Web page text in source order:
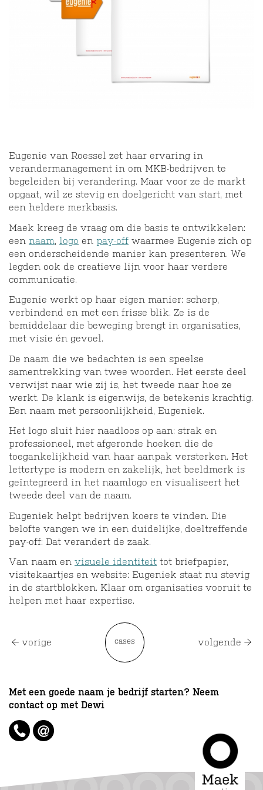
Eugenie van Roessel zet haar ervaring in
verandermanagement in om MKB-bedrijven te
begeleiden bij verandering. Maar voor ze de markt
opgaat, wil ze stevig en doelgericht van start, met
een heldere merkbasis.
Maek kreeg de vraag om die basis te ontwikkelen:
een naam, logo en pay-off waarmee Eugenie zich op
een onderscheidende manier kan presenteren. We
legden ook de creatieve lijn voor haar verdere
communicatie.
Eugenie werkt op haar eigen manier: scherp,
verbindend en met een frisse blik. Ze is de
bemiddelaar die beweging brengt in organisaties,
met visie én gevoel.
De naam die we bedachten is een speelse
samentrekking van twee woorden. Het eerste deel
verwijst naar wie zij is, het tweede naar hoe ze
werkt. De klank is eigenwijs, de betekenis krachtig.
Een naam met persoonlijkheid, Eugeniek.
Het logo sluit hier naadloos op aan: strak en
professioneel, met afgeronde hoeken die de
toegankelijkheid van haar aanpak versterken. Het
lettertype is modern en zakelijk, het beeldmerk is
geïntegreerd in het naamlogo en visualiseert het
tweede deel van de naam.
Eugeniek helpt bedrijven koers te vinden. Die
belofte vangen we in een duidelijke, doeltreffende
pay-off: Dat verandert de zaak.
Van naam en visuele identiteit tot briefpapier,
visitekaartjes en website: Eugeniek staat nu stevig
in de startblokken. Klaar om organisaties vooruit te
helpen met haar expertise.
vorige cases volgende
Met een goede naam je bedrijf starten? Neem
contact op met Dewi